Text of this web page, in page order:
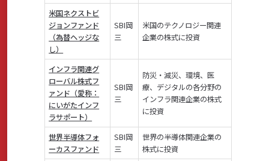
米国ネクストビ
ジョンファンド
（為替ヘッジな
し）
SBI岡
三
米国のテクノロジー関連
企業の株式に投資
インフラ関連グ
ローバル株式フ
ァンド（愛称：
にいがたインフ
ラサポート）
SBI岡
三
防災・減災、環境、医
療、デジタルの各分野の
インフラ関連企業の株式
に投資
世界半導体フォ
ーカスファンド
SBI岡
三
世界の半導体関連企業の
株式に投資